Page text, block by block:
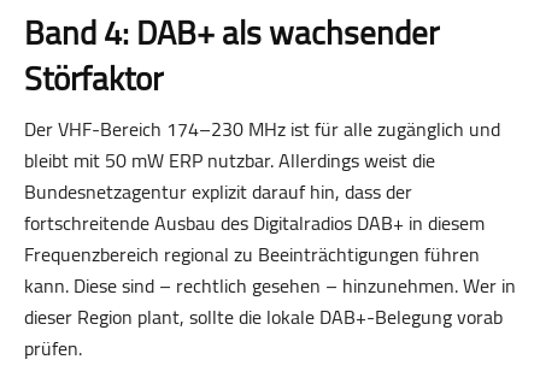
Band 4: DAB+ als wachsender
Störfaktor
Der VHF-Bereich 174–230 MHz ist für alle zugänglich und
bleibt mit 50 mW ERP nutzbar. Allerdings weist die
Bundesnetzagentur explizit darauf hin, dass der
fortschreitende Ausbau des Digitalradios DAB+ in diesem
Frequenzbereich regional zu Beeinträchtigungen führen
kann. Diese sind – rechtlich gesehen – hinzunehmen. Wer in
dieser Region plant, sollte die lokale DAB+-Belegung vorab
prüfen.